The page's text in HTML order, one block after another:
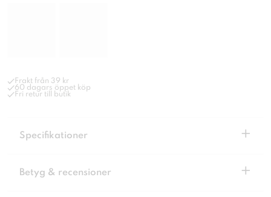
Frakt från 39 kr
60 dagars öppet köp
Fri retur till butik
Specifikationer +
Betyg & recensioner +